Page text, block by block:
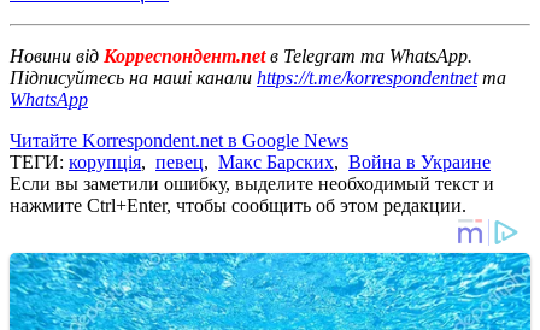
Новини від Корреспондент.netв Telegram та WhatsApp.
Підписуйтесь на наші канали https://t.me/korrespondentnetта
WhatsApp
Читайте Korrespondent.net в Google News
ТЕГИ: корупція, певец, Макс Барских, Война в Украине
Если вы заметили ошибку, выделите необходимый текст и
нажмите Ctrl+Enter, чтобы сообщить об этом редакции.